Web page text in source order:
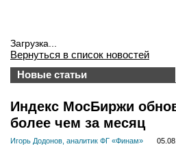
Загрузка...
Вернуться в список новостей
Новые статьи
Индекс МосБиржи
более чем за месяц
Игорь Додонов, аналитик ФГ «Финам»